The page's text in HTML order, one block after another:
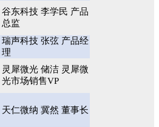
谷东科技 李学民 产品
总监
瑞声科技 张弦 产品经
理
灵犀微光 储洁 灵犀微
光市场销售VP
天仁微纳 冀然 董事长